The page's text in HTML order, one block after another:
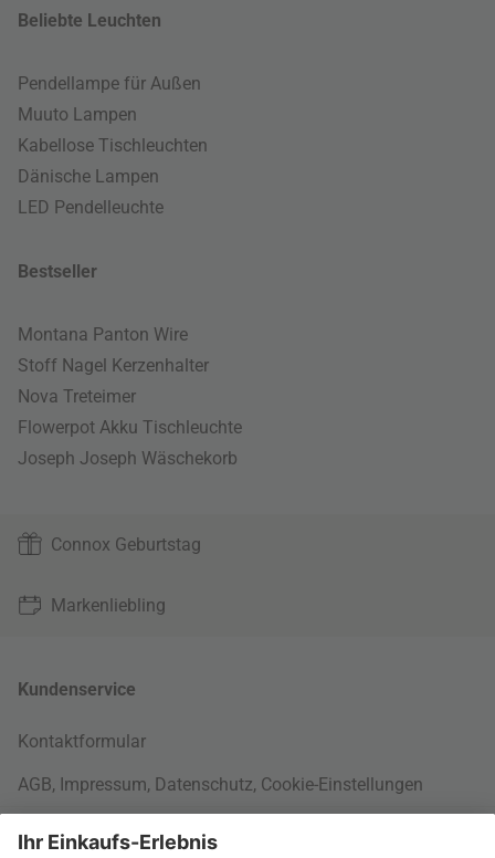
Beliebte Leuchten
Pendellampe für Außen
Muuto Lampen
Kabellose Tischleuchten
Dänische Lampen
LED Pendelleuchte
Bestseller
Montana Panton Wire
Stoff Nagel Kerzenhalter
Nova Treteimer
Flowerpot Akku Tischleuchte
Joseph Joseph Wäschekorb
Connox Geburtstag
Markenliebling
Kundenservice
Kontaktformular
AGB, Impressum, Datenschutz, Cookie-Einstellungen
Rund um Ihre Bestellung